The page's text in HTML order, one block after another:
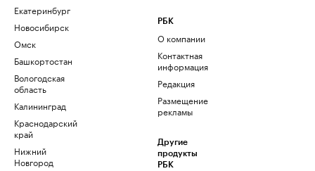
Екатеринбург
Новосибирск
Омск
Башкортостан
Вологодская
область
Калининград
Краснодарский
край
Нижний
Новгород
РБК
О компании
Контактная
информация
Редакция
Размещение
рекламы
Другие
продукты
РБК